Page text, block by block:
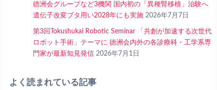
徳洲会グループなど3機関 国内初の「異種腎移植」治験へ
遺伝子改変ブタ用い2028年にも実施 2026年7月7日
第3回Tokushukai Robotic Seminar 「共創が加速する次世代
ロボット手術」テーマに 徳洲会内外の各診療科・工学系専
門家が最新知見発信 2026年7月1日
よく読まれている記事